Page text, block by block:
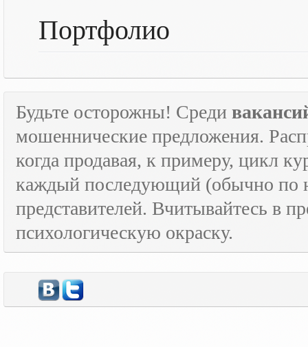
Портфолио
Будьте осторожны! Среди
мошеннические предложения.
когда продавая, к примеру, цикл
каждый последующий (обычно по
представителей. Вчитывайтесь в
психологическую окраску.